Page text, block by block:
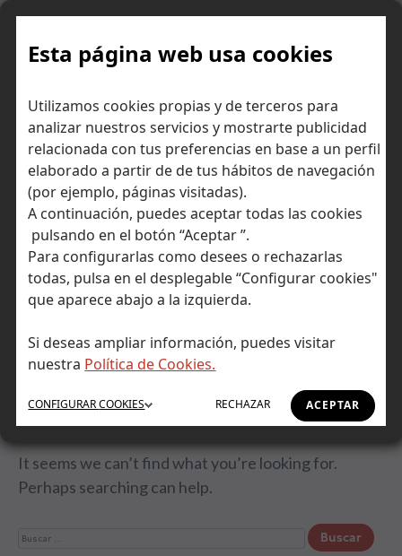
Esta página web usa cookies
Utilizamos cookies propias y de terceros para
analizar nuestros servicios y mostrarte publicidad
relacionada con tus preferencias en base a un perfil
elaborado a partir de de tus hábitos de navegación
(por ejemplo, páginas visitadas).
A continuación, puedes aceptar todas las cookies
pulsando en el botón “Aceptar ”.
Para configurarlas como desees o rechazarlas
todas, pulsa en el desplegable “Configurar cookies"
que aparece abajo a la izquierda.
Si deseas ampliar información, puedes visitar
nuestra Política de Cookies.
ACEPTAR
RECHAZAR
CONFIGURARCOOKIES
Skip
Ir a Self Bank »
El Blog de Self
Bank
No hay resultados
It seems we can’t find what you’re looking for.
Perhaps searching can help.
Buscar: